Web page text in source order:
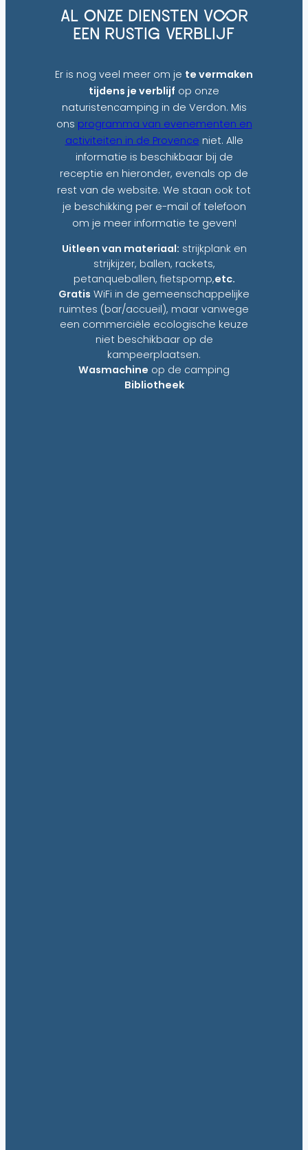
AL ONZE DIENSTEN VOOR
EEN RUSTIG VERBLIJF
Er is nog veel meer om je te vermaken
tijdens je verblijf op onze
naturistencamping in de Verdon. Mis
ons programma van evenementen en
activiteiten in de Provence niet. Alle
informatie is beschikbaar bij de
receptie en hieronder, evenals op de
rest van de website. We staan ook tot
je beschikking per e-mail of telefoon
om je meer informatie te geven!
Uitleen van materiaal: strijkplank en
strijkijzer, ballen, rackets,
petanqueballen, fietspomp,etc.
Gratis WiFi in de gemeenschappelijke
ruimtes (bar/accueil), maar vanwege
een commerciële ecologische keuze
niet beschikbaar op de
kampeerplaatsen.
Wasmachine op de camping
Bibliotheek